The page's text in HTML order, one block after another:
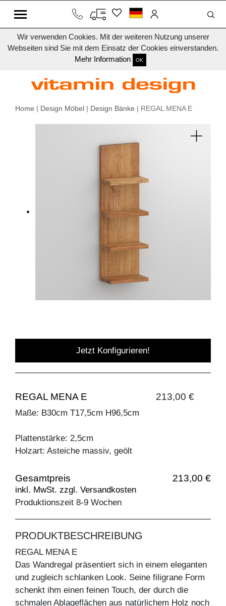
Wir verwenden Cookies. Mit der weiteren Nutzung unserer
Webseiten sind Sie mit dem Einsatz der Cookies einverstanden.
Mehr Information
OK
Home | Design Möbel | Design Bänke | REGAL MENA E
Jetzt Konfigurieren!
REGAL MENA E 213,00 €
Maße: B30cm T17,5cm H96,5cm
Plattenstärke: 2,5cm
Holzart: Asteiche massiv, geölt
Gesamtpreis 213,00 €
inkl. MwSt. zzgl. Versandkosten
Produktionszeit 8-9 Wochen
PRODUKTBESCHREIBUNG
REGAL MENA E
Das Wandregal präsentiert sich in einem eleganten
und zugleich schlanken Look. Seine filigrane Form
schenkt ihm einen feinen Touch, der durch die
schmalen Ablageflächen aus natürlichem Holz noch